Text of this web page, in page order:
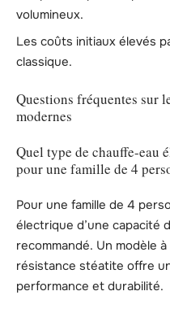
volumineux.
Les coûts initiaux élevés
classique.
Questions fréquentes sur
modernes
Quel type de chauffe-eau
pour une famille de 4
Pour une famille de 4
électrique d’une capacité
recommandé. Un modèle
résistance stéatite offre
performance et durabilité.